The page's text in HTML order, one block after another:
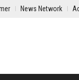
News Network